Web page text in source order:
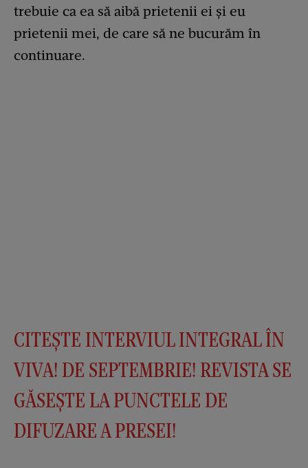
trebuie ca ea să aibă prietenii ei și eu
prietenii mei, de care să ne bucurăm în
continuare.
CITEȘTE INTERVIUL INTEGRAL ÎN
VIVA! DE SEPTEMBRIE! REVISTA SE
GĂSEȘTE LA PUNCTELE DE
DIFUZARE A PRESEI!